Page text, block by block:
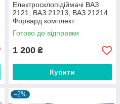
Електросклопідіймачі ВАЗ
2121, ВАЗ 21213, ВАЗ 21214
Форвард комплект
Готово до відправки
1 200 ₴
Купити
–2%